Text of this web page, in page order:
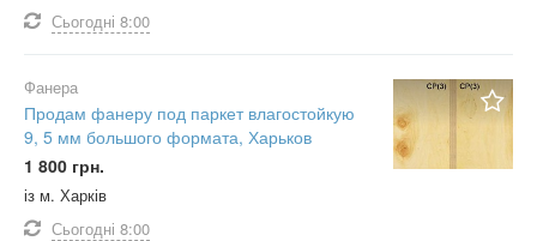
Сьогодні 8:00
Фанера
Продам фанеру под паркет влагостойкую
9, 5 мм большого формата, Харьков
1 800 грн.
із м. Харків
Сьогодні 8:00